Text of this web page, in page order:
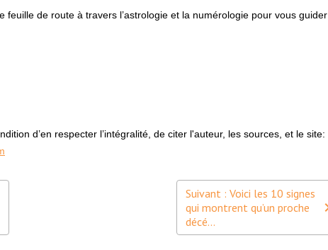
feuille de route à travers l’astrologie et la numérologie pour vous guider
d’en respecter l’intégralité, de citer l'auteur, les sources, et le site:
Suivant : Voici les 10 signes
qui montrent qu’un proche
décé...